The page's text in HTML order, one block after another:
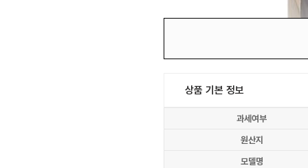
상품 기본 정보
과세여부
원산지
모델명